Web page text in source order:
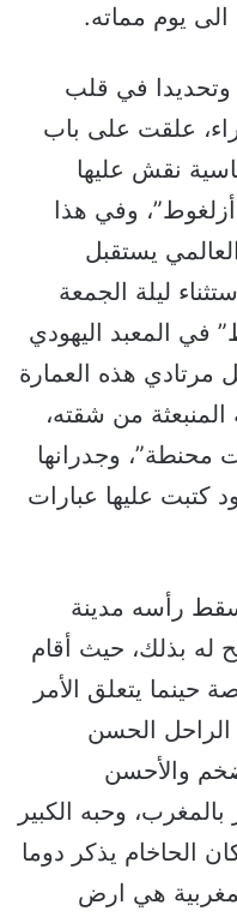
الى يوم مماته.
وتحديدا في قلب
علقت على باب
نقش عليها
وفي هذا
يستقبل
ليلة الجمعة
في المعبد اليهودي
مرتادي هذه العمارة
المنبعثة من شقته،
محنطة”، وجدرانها
كتبت عليها عبارات
رأسه مدينة
له بذلك، حيث أقام
حينما يتعلق الأمر
الراحل الحسن
والأحسن
بالمغرب، وحبه الكبير
الحاخام يذكر دوما
هي ارض